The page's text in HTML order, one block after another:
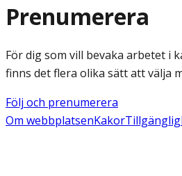
Prenumerera
För dig som vill bevaka arbetet i
finns det flera olika sätt att välja
Följ och prenumerera
Om webbplatsenKakor